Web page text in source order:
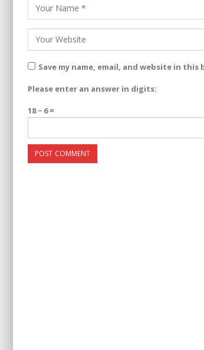
Save my name, email, and website in
Please enter an answer in digits:
18 − 6 =